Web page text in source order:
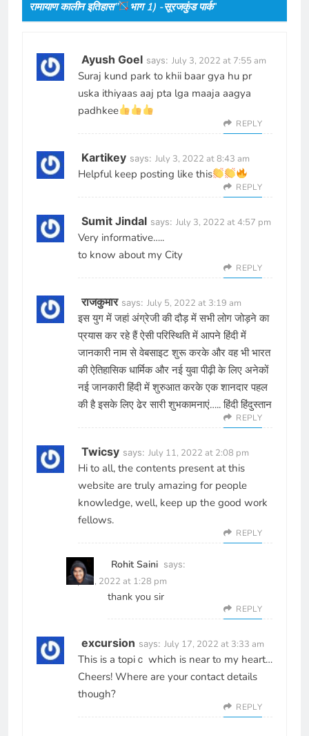
रामायाण कालीन इतिहास” भाग 1) -सूरजकुंड पार्क”
Ayush Goel says: July 3, 2022 at 7:55 am
Suraj kund park to khii baar gya hu pr
uska ithiyaas aaj pta lga maaja aagya
padhkee
REPLY
Kartikey says: July 3, 2022 at 8:43 am
Helpful keep posting like this
REPLY
Sumit Jindal says: July 3, 2022 at 4:57 pm
Very informative…..
to know about my City
REPLY
राजकुमार says: July 5, 2022 at 3:19 am
इस युग में जहां अंग्रेजी की दौड़ में सभी लोग जोड़ने का
प्रयास कर रहे हैं ऐसी परिस्थिति में आपने हिंदी में
जानकारी नाम से वेबसाइट शुरू करके और वह भी भारत
की ऐतिहासिक धार्मिक और नई युवा पीढ़ी के लिए अनेकों
नई जानकारी हिंदी में शुरुआत करके एक शानदार पहल
की है इसके लिए ढेर सारी शुभकामनाएं….. हिंदी हिंदुस्तान
REPLY
Twicsy says: July 11, 2022 at 2:08 pm
Hi to all, the contents present at this
website are truly amazing for people
knowledge, well, keep up the good work
fellows.
REPLY
Rohit Saini says:
July 12, 2022 at 1:28 pm
thank you sir
REPLY
excursion says: July 17, 2022 at 3:33 am
This is a toрiｃ which is near tο my heart…
Cheers! Where are your contact details
though?
REPLY